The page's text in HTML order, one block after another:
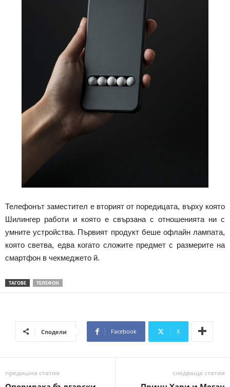
Телефонът заместител е вторият от поредицата, върху която
Шилингер работи и която е свързана с отношенията ни с
умните устройства. Първият продукт беше офлайн лампата,
която светва, едва когато сложите предмет с размерите на
смартфон в чекмеджето й.
ТАГОВЕ ТЕЛЕФОН
Сподели Facebook X
предишна статия следваща статия